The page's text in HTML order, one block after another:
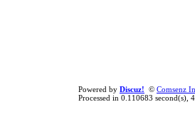
Powered by Discuz! © Comsenz
Processed in 0.110683 second(s),